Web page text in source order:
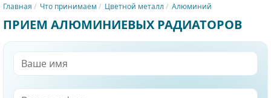
Главная Что принимаем Цветной металл Алюминий
ПРИЕМ АЛЮМИНИЕВЫХ РАДИАТОРОВ